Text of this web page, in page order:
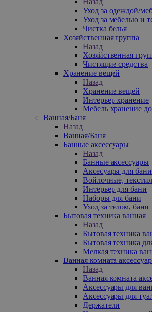
Уход за одеждой/
Уход за мебелью и
Чистка белья
Хозяйственная группа
Назад
Хозяйственная
Чистящие средства
Хранение вещей
Назад
Хранение вещей
Интерьер хранение
Мебель хранение
Ванная/Баня
Назад
Ванная/Баня
Банные аксессуары
Назад
Банные аксессуары
Аксесуары для бани
Войлочные,
Интерьер для бани
Наборы для бани
Уход за телом, баня
Бытовая техника ванная
Назад
Бытовая техника
Бытовая техника
Мелкая техника
Ванная комната
Назад
Ванная комната
Аксессуары для
Аксессуары для
Держатели